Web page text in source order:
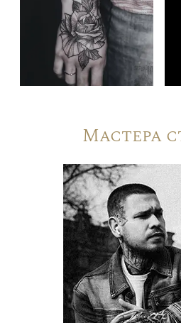
Мастера